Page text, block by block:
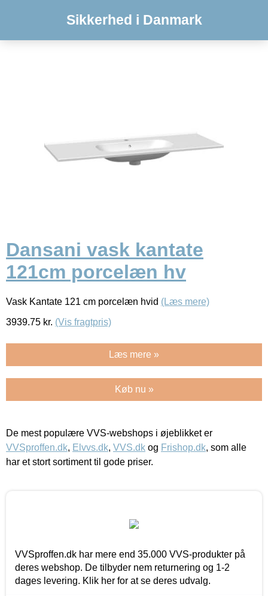
Sikkerhed i Danmark
Dansani vask kantate
121cm porcelæn hv
Vask Kantate 121 cm porcelæn hvid (Læs mere)
3939.75 kr. (Vis fragtpris)
Læs mere »
Køb nu »
De mest populære VVS-webshops i øjeblikket er
VVSproffen.dk, Elvvs.dk, VVS.dk og Frishop.dk, som alle
har et stort sortiment til gode priser.
VVSproffen.dk har mere end 35.000 VVS-produkter på
deres webshop. De tilbyder nem returnering og 1-2
dages levering. Klik her for at se deres udvalg.